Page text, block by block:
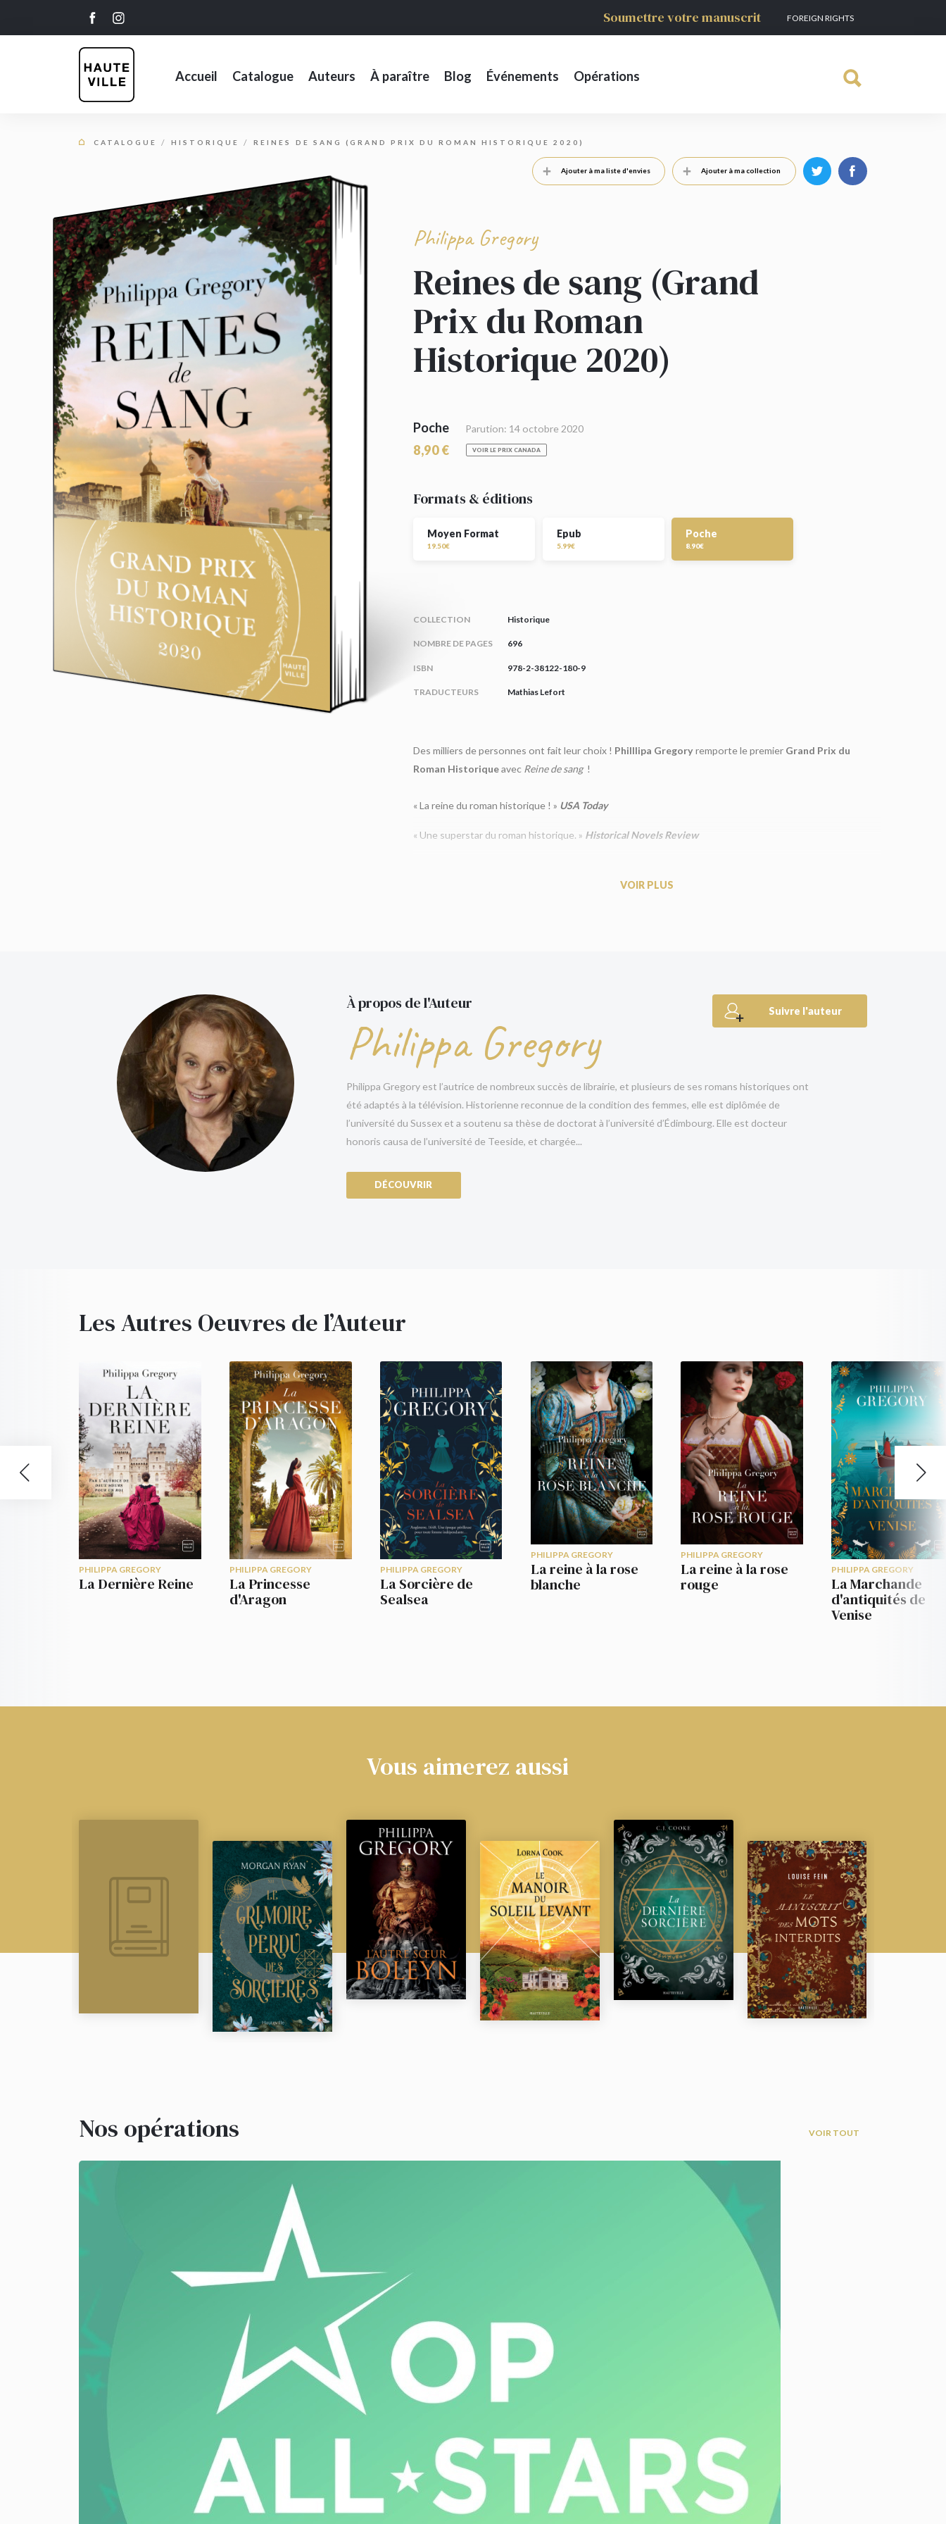
Soumettre votre manuscrit FOREIGN RIGHTS
Accueil Catalogue Auteurs À paraître Blog Événements Opérations
CATALOGUE HISTORIQUE REINES DE SANG (GRAND PRIX DU ROMAN HISTORIQUE 2020)
Ajouter à ma collection
Ajouter à ma liste d'envies
Philippa Gregory
Reines de sang (Grand
Prix du Roman
Historique 2020)
Poche Parution: 14 octobre 2020
8,90 € VOIR LE PRIX CANADA
Formats & éditions
Moyen Format
19.50€
Epub
5.99€
Poche
8.90€
COLLECTION Historique
NOMBRE DE PAGES 696
ISBN 978-2-38122-180-9
TRADUCTEURS Mathias Lefort
Des milliers de personnes ont fait leur choix ! Philllipa Gregoryremporte le premier Grand Prix du
Roman Historiqueavec Reine de sang !
« La reine du roman historique ! » USA Today
« Une superstar du roman historique. » Historical Novels Review
« Il semble que je vivrai et mourrai en prison pour avoir commis le crime de me marier avec mon amant,
de ce monde, de leur jeunesse, et de trouver l’amour. Mais leur héritage royal fait d’elles des cibles aux
yeux de leurs cousines : Marie et Élisabeth qui se partageront successivement la couronne
d’Angleterre et redoutent plus que tout de la perdre. Chacune d’entre elles est cependant déterminée
à prendre les rênes de leur propre destin pour être la dernière Tudor même si cela signifie risquer sa vie
Cinq héritières présomptives, cinq femmes pour perpétuer la lignée des Tudor.
Une lutte de pouvoir sans merci.
« Impossible de nier qu’elle est la meilleure dans son domaine. »
VOIR PLUS
Suivre l'auteur
À propos de l'Auteur
Philippa Gregory
Philippa Gregory est l’autrice de nombreux succès de librairie, et plusieurs de ses romans historiques ont
été adaptés à la télévision. Historienne reconnue de la condition des femmes, elle est diplômée de
l’université du Sussex et a soutenu sa thèse de doctorat à l’université d’Édimbourg. Elle est docteur
honoris causa de l’université de Teeside, et chargée...
DÉCOUVRIR
Les Autres Oeuvres de l’Auteur
PHILIPPA GREGORY
La Dernière Reine
PHILIPPA GREGORY
La Princesse
d'Aragon
PHILIPPA GREGORY
La Sorcière de
Sealsea
PHILIPPA GREGORY
La reine à la rose
blanche
PHILIPPA GREGORY
La reine à la rose
rouge
PHILIPPA GREGORY
La Marchande
d'antiquités de
Venise
Vous aimerez aussi
Nos opérations VOIR TOUT